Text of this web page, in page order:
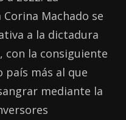
Machado se
a la dictadura
con la consiguiente
país más al que
mediante la